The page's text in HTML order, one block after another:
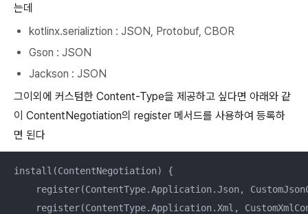
는데
kotlinx.serializtion : JSON, Protobuf, CBOR
Gson : JSON
Jackson : JSON
그이외에 커스텀한 Content-Type을 제공하고 싶다면 아래와 같
이 ContentNegotiation의 register 메서드를 사용하여 등록하
면 된다
install(ContentNegotiation) {
register(ContentType.Application.Json,
register(ContentType.Application.Xml,